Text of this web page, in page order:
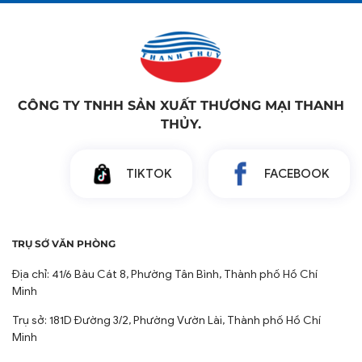
chân, không gây kích ứng da, phù hợp với môi trường
thư giãn và chăm sóc sức khỏe.
Độ Bền Cao & Dễ Dàng Vệ Sinh: Thảm chân của Chăn
suất giặt giũ cao mà không bị xù lông hay phai màu.
Sản phẩm dễ dàng vệ sinh, khô nhanh, đảm bảo luôn
CÔNG TY TNHH SẢN XUẤT THƯƠNG MẠI THANH
THỦY.
TIKTOK FACEBOOK
TRỤ SỞ VĂN PHÒNG
Địa chỉ: 41/6 Bàu Cát 8, Phường Tân Bình, Thành phố Hồ Chí
Minh
Trụ sở: 181D Đường 3/2, Phường Vườn Lài, Thành phố Hồ Chí
Minh